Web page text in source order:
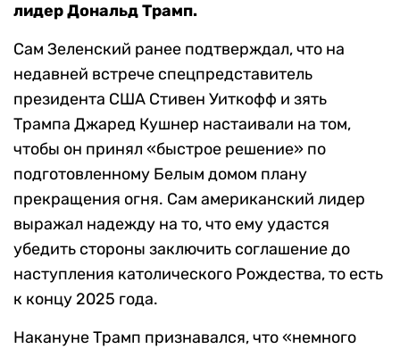
лидер Дональд Трамп.
Сам Зеленский ранее подтверждал, что на
недавней встрече спецпредставитель
президента США Стивен Уиткофф и зять
Трампа Джаред Кушнер настаивали на том,
чтобы он принял «быстрое решение» по
подготовленному Белым домом плану
прекращения огня. Сам американский лидер
выражал надежду на то, что ему удастся
убедить стороны заключить соглашение до
наступления католического Рождества, то есть
к концу 2025 года.
Накануне Трамп признавался, что «немного